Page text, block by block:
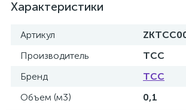
Характеристики
Артикул
Производитель
ТСС
Бренд
ТСС
Объем (м3)
0,1